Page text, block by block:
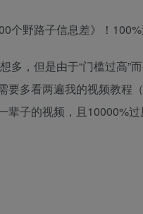
个野路子信息差》！100%
，但是由于“门槛过高”
多看两遍我的视频教程
子的视频，且10000%过